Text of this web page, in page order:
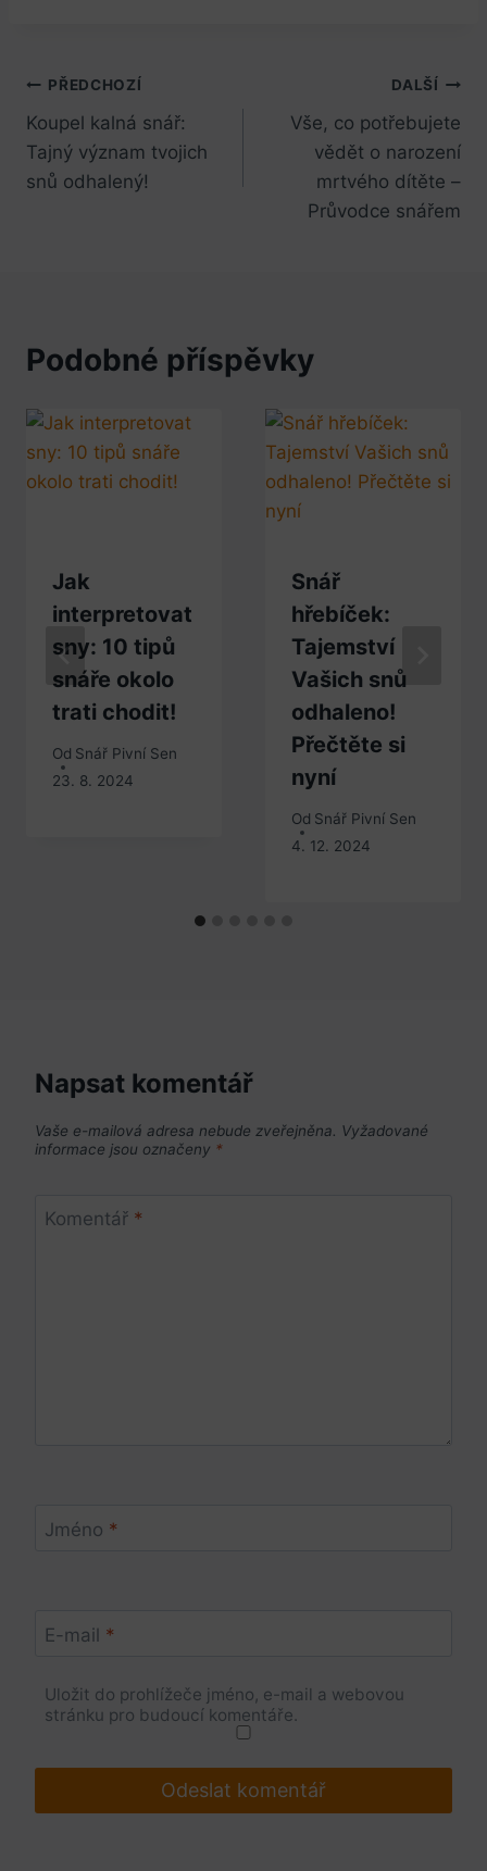
Navigace
pro
příspěvek
PŘEDCHOZÍ
Koupel kalná snář:
Tajný význam tvojich
snů odhalený!
DALŠÍ
Vše, co potřebujete
vědět o narození
mrtvého dítěte –
Průvodce snářem
Podobné příspěvky
Jak
interpretovat
sny: 10 tipů
snáře okolo
trati chodit!
Od Snář Pivní Sen
23. 8. 2024
Snář
hřebíček:
Tajemství
Vašich snů
odhaleno!
Přečtěte si
nyní
Od Snář Pivní Sen
4. 12. 2024
Napsat komentář
Vaše e-mailová adresa nebude zveřejněna. Vyžadované
informace jsou označeny *
Komentář *
Jméno *
E-mail *
Uložit do prohlížeče jméno, e-mail a webovou
stránku pro budoucí komentáře.